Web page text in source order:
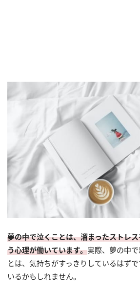
夢の中で泣くことは、溜まったストレ
う心理が働いています。実際、夢の中
とは、気持ちがすっきりしているはず
いるかもしれません。